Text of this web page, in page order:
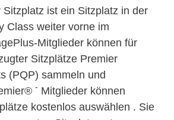
Sitzplatz ist ein Sitzplatz in der
Class weiter vorne im
Mitglieder können für
Sitzplätze Premier
(PQP) sammeln und
- Mitglieder können
kostenlos auswählen . Sie